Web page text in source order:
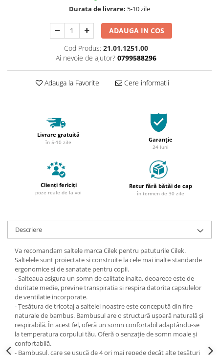
Durata de livrare: 5-10 zile
ADAUGA IN COS
Cod Produs: 21.01.1251.00
Ai nevoie de ajutor? 0799588296
Adauga la Favorite Cere informatii
Livrare gratuită
în 5-10 zile Garanție
24 luni
Clienți fericiți
poze reale de la voi
Retur fără bătăi de cap
în termen de 30 zile
Descriere
Va recomandam saltele marca Cilek pentru patuturile Cilek.
Saltelele sunt proiectate si construite la cele mai inalte standarde
ergonomice si de sanatate pentru copii.
- Salteaua asigura un somn de calitate inalta, deoarece este de
duritate medie, previne transpiratia si respira datorita capsulelor
de ventilatie incorporate.
- Țesătura de tricotaj a saltelei noastre este concepută din fire
naturale de bambus. Bambusul are o structură ușoară naturală și
respirabilă. În acest fel, oferă un somn confortabil adaptându-se
la temperatura corpului tău. Oferă o senzație de somn moale și
confortabilă.
- Bambusul, care se usucă de 4 ori mai repede decât alte țesături